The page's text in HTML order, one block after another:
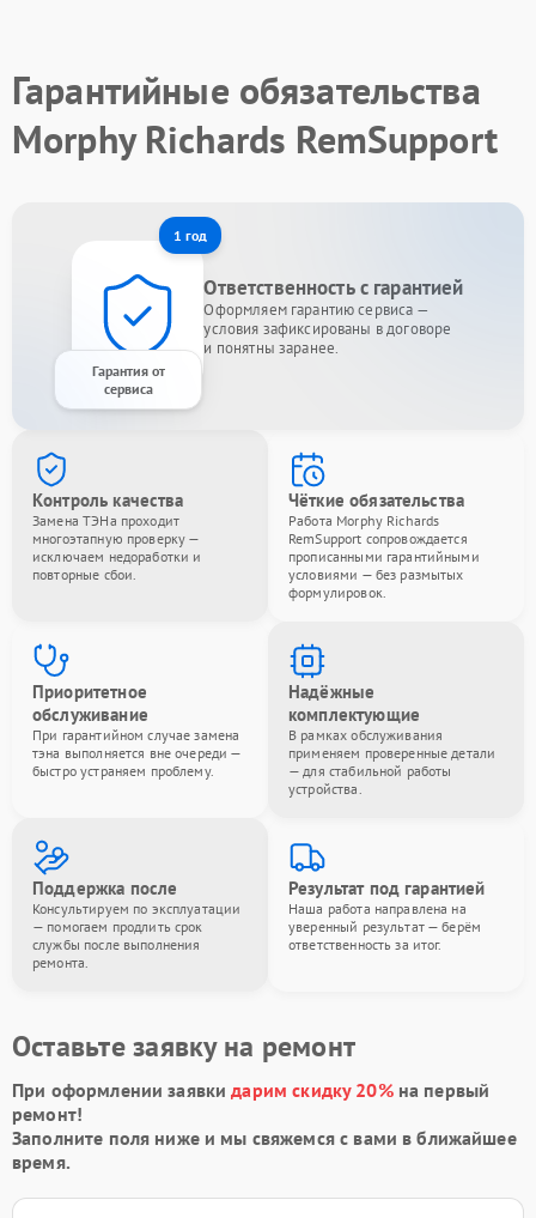
Гарантийные обязательства
Morphy Richards RemSupport
1 год
Гарантия от
сервиса
Ответственность с гарантией
Оформляем гарантию сервиса —
условия зафиксированы в договоре
и понятны заранее.
Контроль качества
Замена ТЭНа проходит
многоэтапную проверку —
исключаем недоработки и
повторные сбои.
Чёткие обязательства
Работа Morphy Richards
RemSupport сопровождается
прописанными гарантийными
условиями — без размытых
формулировок.
Приоритетное
обслуживание
При гарантийном случае замена
тэна выполняется вне очереди —
быстро устраняем проблему.
Надёжные
комплектующие
В рамках обслуживания
применяем проверенные детали
— для стабильной работы
устройства.
Поддержка после
Консультируем по эксплуатации
— помогаем продлить срок
службы после выполнения
ремонта.
Результат под гарантией
Наша работа направлена на
уверенный результат — берём
ответственность за итог.
Оставьте заявку на ремонт
При оформлении заявкидарим скидку 20%на первый
ремонт!
Заполните поля ниже и мы свяжемся с вами в ближайшее
время.